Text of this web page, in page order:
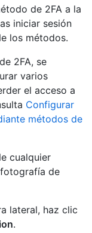
de 2FA a la
iniciar sesión
los métodos.
2FA, se
varios
el acceso a
Configurar
métodos de
cualquier
de
lateral, haz clic
.